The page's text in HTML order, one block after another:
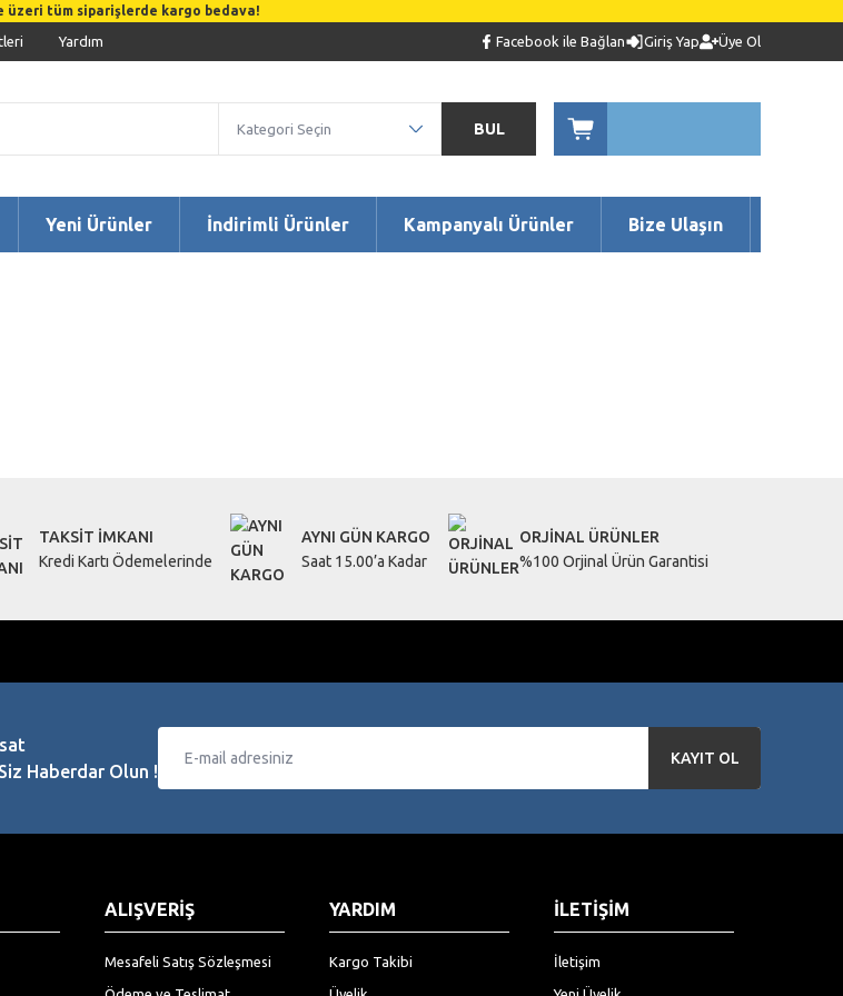
üzeri tüm siparişlerde kargo bedava!
Yardım Facebook ile Bağlan Giriş Yap Üye Ol
BUL
Yeni Ürünler İndirimli Ürünler Kampanyalı Ürünler Bize Ulaşın
TAKSİT İMKANI
Kredi Kartı Ödemelerinde
AYNI GÜN KARGO
Saat 15.00’a Kadar
ORJİNAL ÜRÜNLER
%100 Orjinal Ürün Garantisi
Haberdar Olun !
KAYIT OL
ALIŞVERİŞ
Mesafeli Satış Sözleşmesi
YARDIM
Kargo Takibi
İLETİŞİM
İletişim